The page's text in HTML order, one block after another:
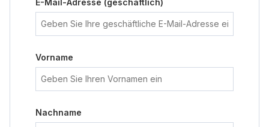
E-Mail-Adresse (geschäftlich)
Vorname
Nachname